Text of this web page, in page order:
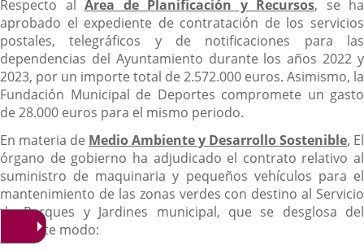
Respecto al Área de Planificación y Recursos, se ha
aprobado el expediente de contratación de los servicios
postales, telegráficos y de notificaciones para las
dependencias del Ayuntamiento durante los años 2022 y
2023, por un importe total de 2.572.000 euros. Asimismo, la
Fundación Municipal de Deportes compromete un gasto
de 28.000 euros para el mismo periodo.
En materia de Medio Ambiente y Desarrollo Sostenible, El
órgano de gobierno ha adjudicado el contrato relativo al
suministro de maquinaria y pequeños vehículos para el
mantenimiento de las zonas verdes con destino al Servicio
de Parques y Jardines municipal, que se desglosa del
siguiente modo: